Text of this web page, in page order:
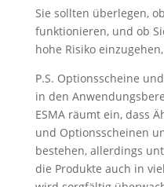
Sie sollten überlegen,
funktionieren, und ob
hohe Risiko
P.S. Optionsscheine
in den
ESMA räumt ein, dass
und Optionsscheinen
bestehen, allerdings
die Produkte auch in